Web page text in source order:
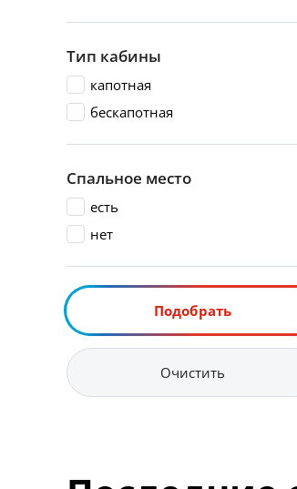
Тип кабины
капотная
бескапотная
Спальное место
есть
нет
Подобрать
Очистить